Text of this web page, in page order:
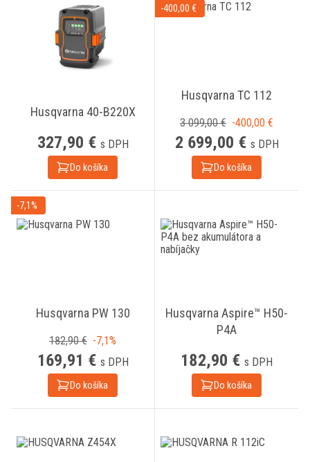
Husqvarna 40-B220X
327,90 € s DPH
Do košíka
-400,00 €
Husqvarna TC 112
3 099,00 € -400,00 €
2 699,00 € s DPH
Do košíka
-7,1%
Husqvarna PW 130
182,90 € -7,1%
169,91 € s DPH
Do košíka
Husqvarna Aspire™ H50-
P4A
182,90 € s DPH
Do košíka